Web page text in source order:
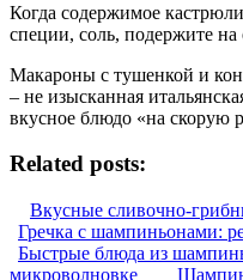
Когда содержимое
специи, соль, подержите
Макароны с тушенкой и
– не изысканная
вкусное блюдо «на скорую
Related posts:
Вкусные сливочно-
Гречка с шампиньонами:
Быстрые блюда из
микроволновке